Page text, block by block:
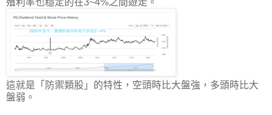
這就是「防禦類股」的特性， 空頭時比大盤強，多頭時比大
盤弱 。